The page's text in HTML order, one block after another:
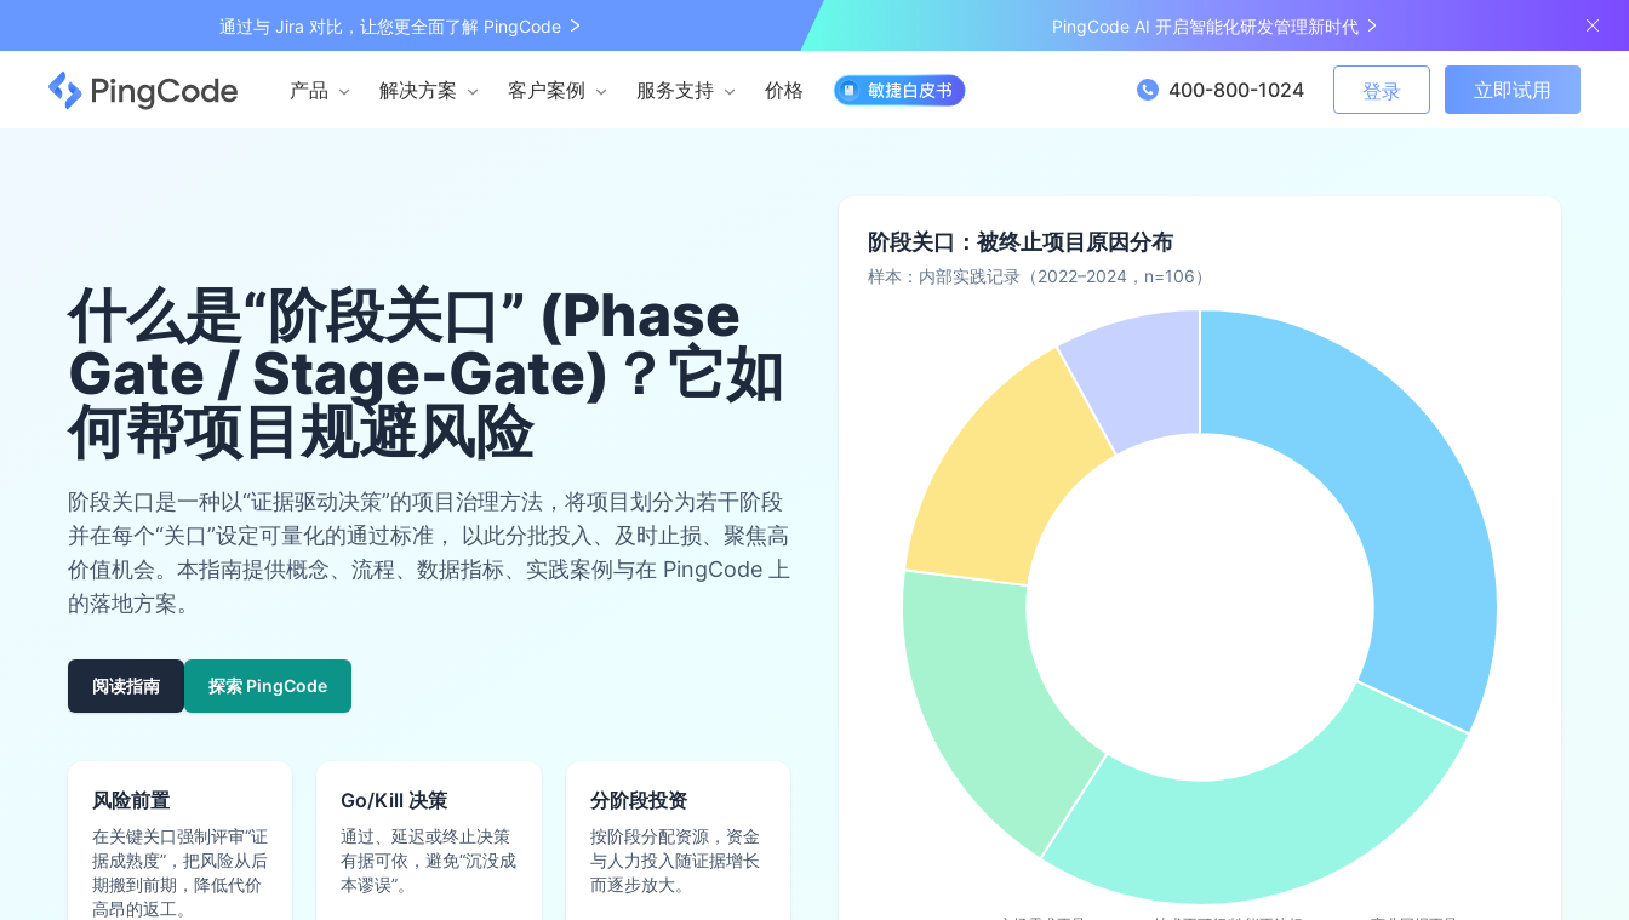
通过与 Jira 对比，让您更全面了解 PingCode PingCode AI 开启智能化研发管理新时代
产品 解决方案 客户案例 服务支持 价格 400-800-1024 登录 立即试用
什么是“阶段关口” (Phase
Gate / Stage-Gate)？它如
何帮项目规避风险
阶段关口是一种以“证据驱动决策”的项目治理方法，将项目划分为若干阶段
并在每个“关口”设定可量化的通过标准， 以此分批投入、及时止损、聚焦高
价值机会。本指南提供概念、流程、数据指标、实践案例与在 PingCode 上
的落地方案。
阅读指南 探索 PingCode
风险前置
在关键关口强制评审“证
据成熟度”，把风险从后
期搬到前期，降低代价
高昂的返工。
Go/Kill 决策
通过、延迟或终止决策
有据可依，避免“沉没成
本谬误”。
分阶段投资
按阶段分配资源，资金
与人力投入随证据增长
而逐步放大。
阶段关口：被终止项目原因分布
样本：内部实践记录（2022–2024，n=106）